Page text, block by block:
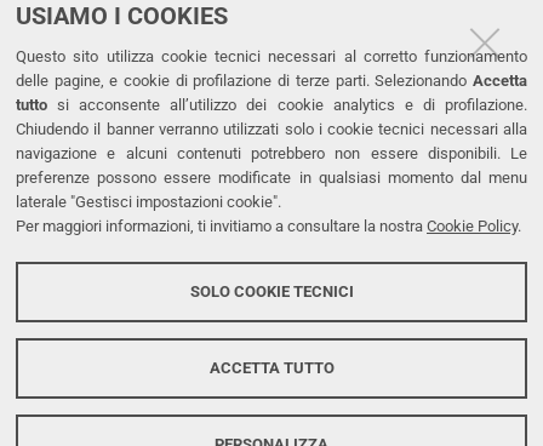
USIAMO I COOKIES
Questo sito utilizza cookie tecnici necessari al corretto funzionamento
delle pagine, e cookie di profilazione di terze parti. Selezionando Accetta
tutto si acconsente all’utilizzo dei cookie analytics e di profilazione.
Chiudendo il banner verranno utilizzati solo i cookie tecnici necessari alla
navigazione e alcuni contenuti potrebbero non essere disponibili. Le
preferenze possono essere modificate in qualsiasi momento dal menu
laterale "Gestisci impostazioni cookie".
Per maggiori informazioni, ti invitiamo a consultare la nostra Cookie Policy.
SOLO COOKIE TECNICI
ACCETTA TUTTO
CONTATTI
Tel. +39 0532 293111
Fax. +39 0532 293031
PEC
LINKS
Dichiarazione di accessibilità
Protezione dati personali